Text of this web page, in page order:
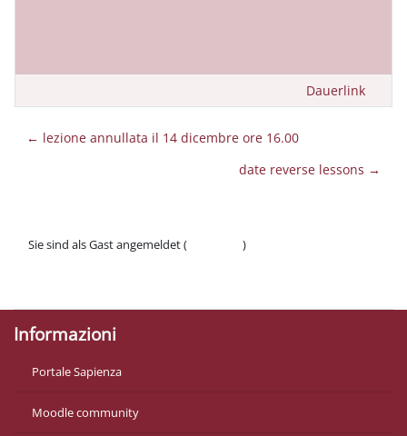
Dauerlink
← lezione annullata il 14 dicembre ore 16.00
date reverse lessons →
Sie sind als Gast angemeldet (
)
Informazioni
Portale Sapienza
Moodle community